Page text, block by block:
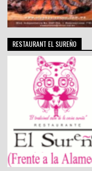
RESTAURANT EL SUREÑO